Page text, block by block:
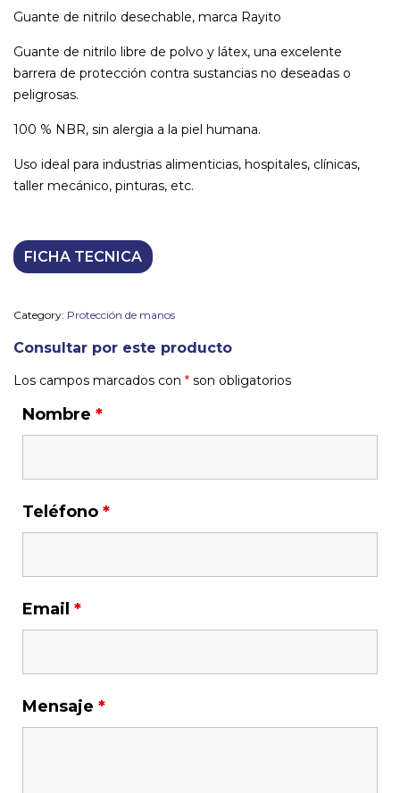
Guante de nitrilo desechable, marca Rayito
Guante de nitrilo libre de polvo y látex, una excelente
barrera de protección contra sustancias no deseadas o
peligrosas.
100 % NBR, sin alergia a la piel humana.
Uso ideal para industrias alimenticias, hospitales, clínicas,
taller mecánico, pinturas, etc.
FICHA TECNICA
Category: Protección de manos
Consultar por este producto
Los campos marcados con * son obligatorios
Nombre *
Teléfono *
Email *
Mensaje *